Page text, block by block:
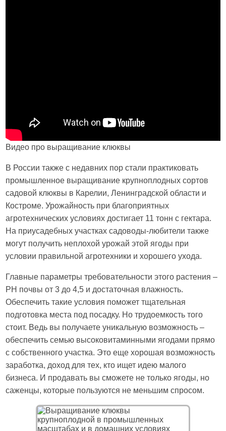
Видео про выращивание клюквы
В России также с недавних пор стали практиковать
промышленное выращивание крупноплодных сортов
садовой клюквы в Карелии, Ленинградской области и
Костроме. Урожайность при благоприятных
агротехнических условиях достигает 11 тонн с гектара.
На приусадебных участках садоводы-любители также
могут получить неплохой урожай этой ягоды при
условии правильной агротехники и хорошего ухода.
Главные параметры требовательности этого растения –
РН почвы от 3 до 4,5 и достаточная влажность.
Обеспечить такие условия поможет тщательная
подготовка места под посадку. Но трудоемкость того
стоит. Ведь вы получаете уникальную возможность –
обеспечить семью высоковитаминными ягодами прямо
с собственного участка. Это еще хорошая возможность
заработка, доход для тех, кто ищет идею малого
бизнеса. И продавать вы сможете не только ягоды, но
саженцы, которые пользуются не меньшим спросом.